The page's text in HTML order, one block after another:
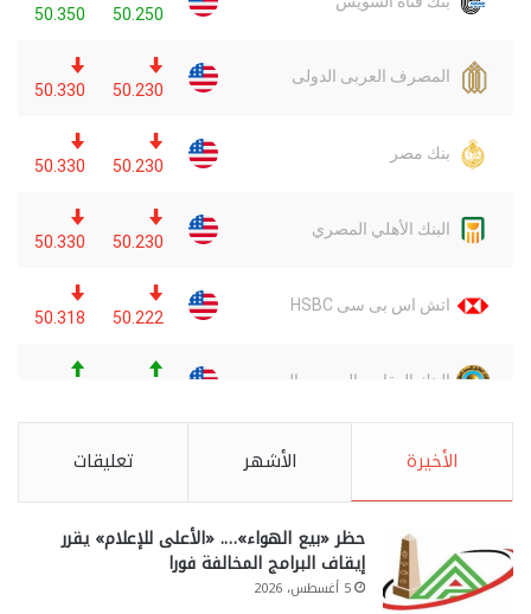
الأخيرة الأشهر تعليقات
حظر «بيع الهواء»…. «الأعلى للإعلام» يقرر
إيقاف البرامج المخالفة فورا
5 أغسطس، 2026